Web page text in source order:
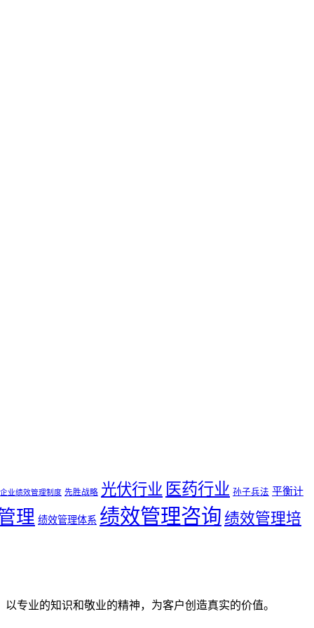
企业绩效管理制度 先胜战略 光伏行业 医药行业 孙子兵法 平衡计
理 绩效管理体系 绩效管理咨询 绩效管理培
专业的知识和敬业的精神，为客户创造真实的价值。